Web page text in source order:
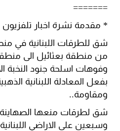
=======
* مقدمة نشرة اخبار تلفزيون
شق للطرقات اللبنانية في
من منطقة بعثائيل الى
وفوهات اسلحة جنود النخبة
بفعل المعادلة اللبنانية
ومقاومة..
شق لطرقات منعها الصهاينة
وسبعين على الاراضي